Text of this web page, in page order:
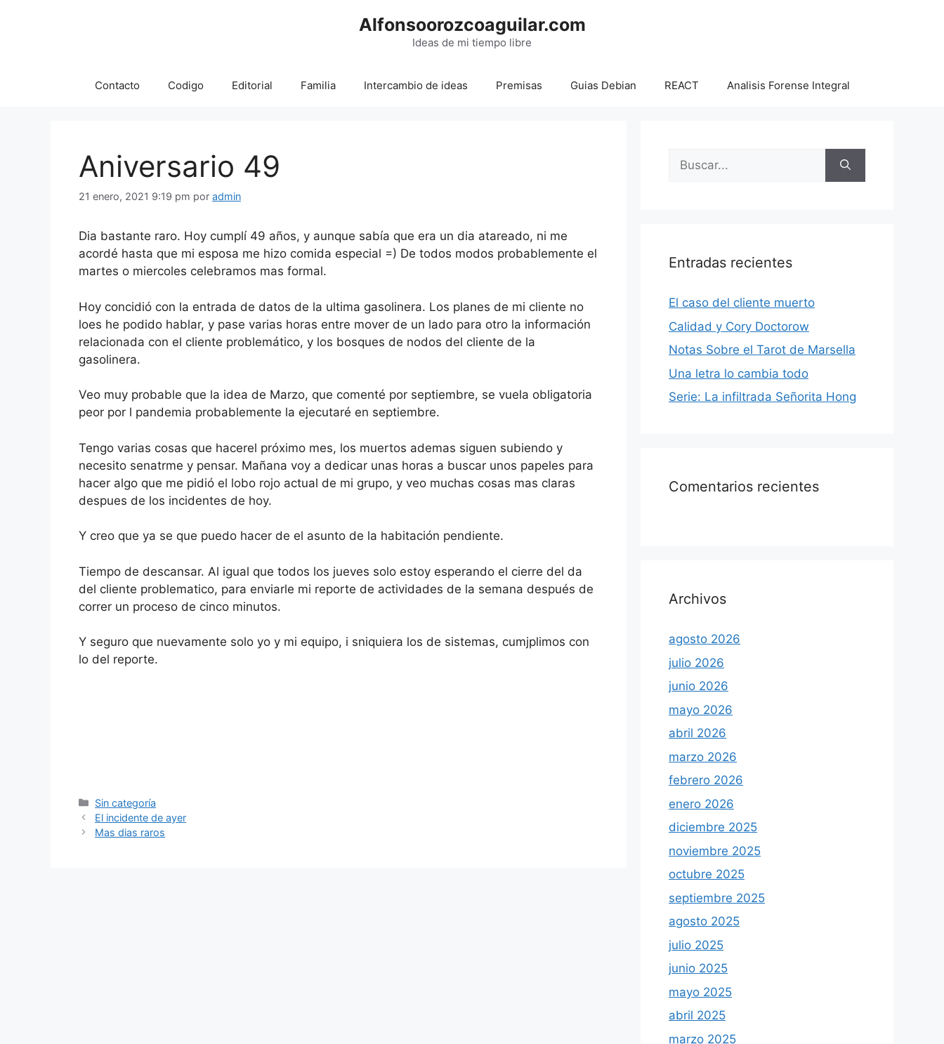
Alfonsoorozcoaguilar.com
Ideas de mi tiempo libre
Contacto Codigo Editorial Familia Intercambio de ideas Premisas Guias Debian REACT Analisis Forense Integral
Aniversario 49
21 enero, 2021 9:19 pm por admin
Dia bastante raro. Hoy cumplí 49 años, y aunque sabía que era un dia atareado, ni me
acordé hasta que mi esposa me hizo comida especial =) De todos modos probablemente el
martes o miercoles celebramos mas formal.
Hoy concidió con la entrada de datos de la ultima gasolinera. Los planes de mi cliente no
loes he podido hablar, y pase varias horas entre mover de un lado para otro la información
relacionada con el cliente problemático, y los bosques de nodos del cliente de la
gasolinera.
Veo muy probable que la idea de Marzo, que comenté por septiembre, se vuela obligatoria
peor por l pandemia probablemente la ejecutaré en septiembre.
Tengo varias cosas que hacerel próximo mes, los muertos ademas siguen subiendo y
necesito senatrme y pensar. Mañana voy a dedicar unas horas a buscar unos papeles para
hacer algo que me pidió el lobo rojo actual de mi grupo, y veo muchas cosas mas claras
despues de los incidentes de hoy.
Y creo que ya se que puedo hacer de el asunto de la habitación pendiente.
Tiempo de descansar. Al igual que todos los jueves solo estoy esperando el cierre del da
del cliente problematico, para enviarle mi reporte de actividades de la semana después de
correr un proceso de cinco minutos.
Y seguro que nuevamente solo yo y mi equipo, i sniquiera los de sistemas, cumjplimos con
lo del reporte.
Categorías
Sin categoría
El incidente de ayer
Mas dias raros
Buscar:
Entradas recientes
El caso del cliente muerto
Calidad y Cory Doctorow
Notas Sobre el Tarot de Marsella
Una letra lo cambia todo
Serie: La infiltrada Señorita Hong
Comentarios recientes
Archivos
agosto 2026
julio 2026
junio 2026
mayo 2026
abril 2026
marzo 2026
febrero 2026
enero 2026
diciembre 2025
noviembre 2025
octubre 2025
septiembre 2025
agosto 2025
julio 2025
junio 2025
mayo 2025
abril 2025
marzo 2025